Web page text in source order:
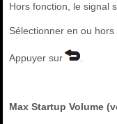
Hors fonction, le signal
Sélectionner en ou hors
Appuyer sur
Max Startup Volume